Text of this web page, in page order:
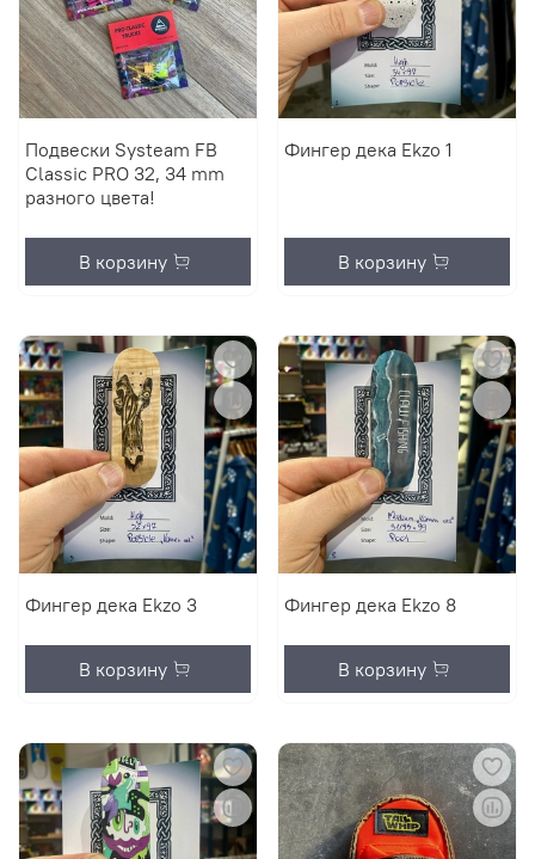
Подвески Systeam FB
Classic PRO 32, 34 mm
разного цвета!
В корзину
Фингер дека Ekzo 1
В корзину
Фингер дека Ekzo 3
В корзину
Фингер дека Ekzo 8
В корзину